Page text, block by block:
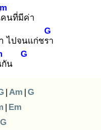
นที่มีค่า
ไปจนแก่ชรา
G
กัน
G
| Am | G
| Em
G